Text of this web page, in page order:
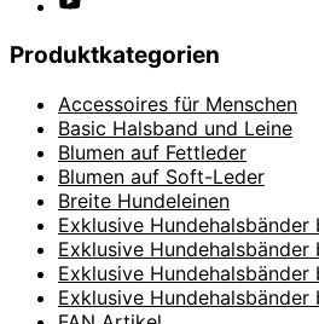
Produktkategorien
Accessoires für Menschen
Basic Halsband und Leine
Blumen auf Fettleder
Blumen auf Soft-Leder
Breite Hundeleinen
Exklusive
Exklusive
Exklusive
Exklusive